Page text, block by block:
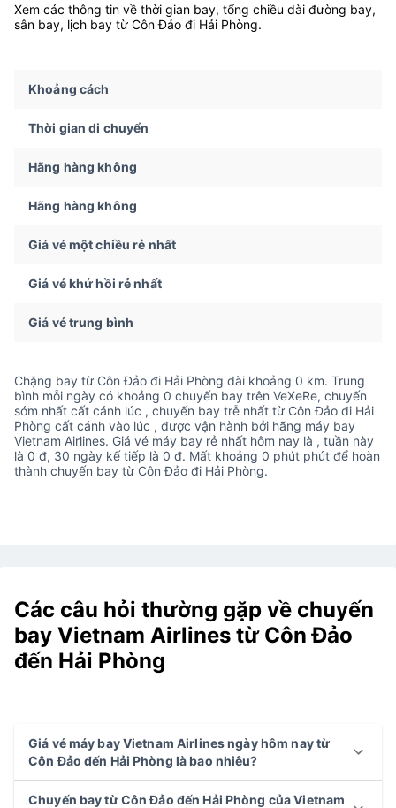
Xem các thông tin về thời gian bay, tổng chiều dài đường bay,
sân bay, lịch bay từ Côn Đảo đi Hải Phòng.
Khoảng cách
Thời gian di chuyển
Hãng hàng không
Hãng hàng không
Giá vé một chiều rẻ nhất
Giá vé khứ hồi rẻ nhất
Giá vé trung bình
Chặng bay từ Côn Đảo đi Hải Phòng dài khoảng 0 km. Trung
bình mỗi ngày có khoảng 0 chuyến bay trên VeXeRe, chuyến
sớm nhất cất cánh lúc , chuyến bay trễ nhất từ Côn Đảo đi Hải
Phòng cất cánh vào lúc , được vận hành bởi hãng máy bay
Vietnam Airlines. Giá vé máy bay rẻ nhất hôm nay là , tuần này
là 0 đ, 30 ngày kế tiếp là 0 đ. Mất khoảng 0 phút phút để hoàn
thành chuyến bay từ Côn Đảo đi Hải Phòng.
Các câu hỏi thường gặp về chuyến
bay Vietnam Airlines từ Côn Đảo
đến Hải Phòng
Giá vé máy bay Vietnam Airlines ngày hôm nay từ
Côn Đảo đến Hải Phòng là bao nhiêu?
Chuyến bay từ Côn Đảo đến Hải Phòng của Vietnam